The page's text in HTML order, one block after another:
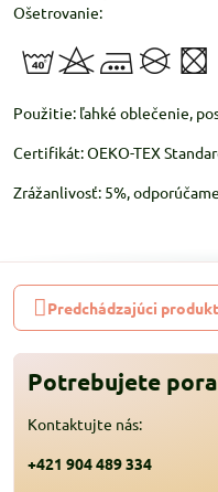
Ošetrovanie:
Použitie: ľahké oblečenie,
Certifikát: OEKO-TEX
Zrážanlivosť: 5%,
Predchádzajúci produkt
Potrebujete
Kontaktujte nás:
+421 904 489 334